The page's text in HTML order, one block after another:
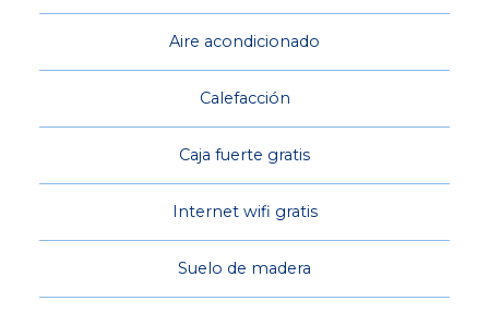
Aire acondicionado
Calefacción
Caja fuerte gratis
Internet wifi gratis
Suelo de madera